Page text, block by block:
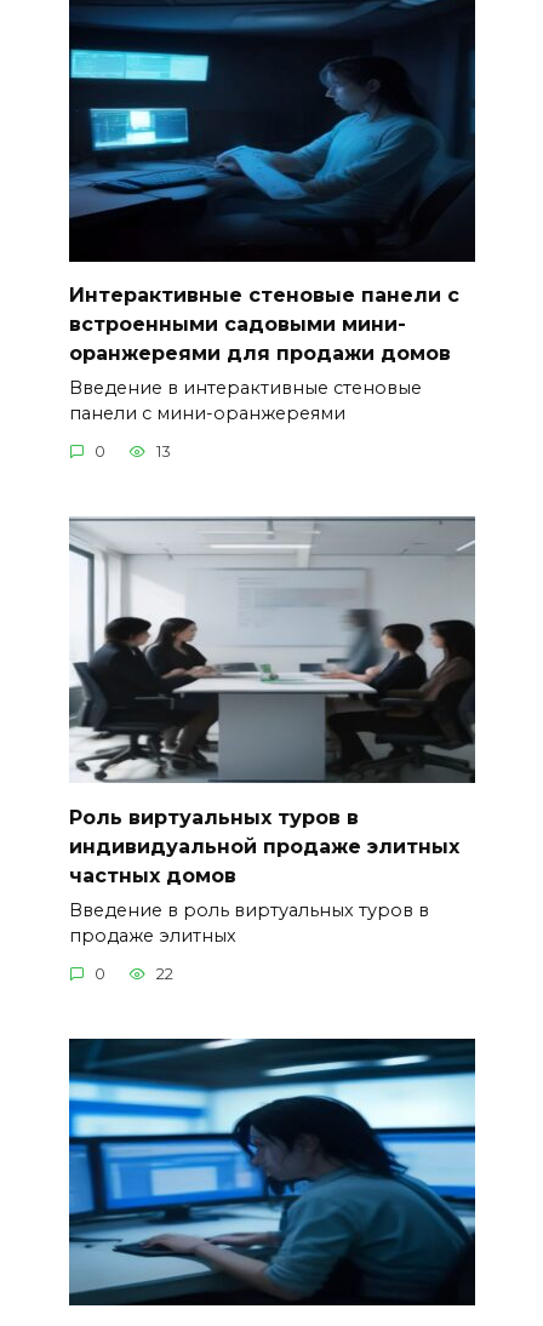
Интерактивные стеновые панели с
встроенными садовыми мини-
оранжереями для продажи домов
Введение в интерактивные стеновые
панели с мини-оранжереями
0 13
Роль виртуальных туров в
индивидуальной продаже элитных
частных домов
Введение в роль виртуальных туров в
продаже элитных
0 22